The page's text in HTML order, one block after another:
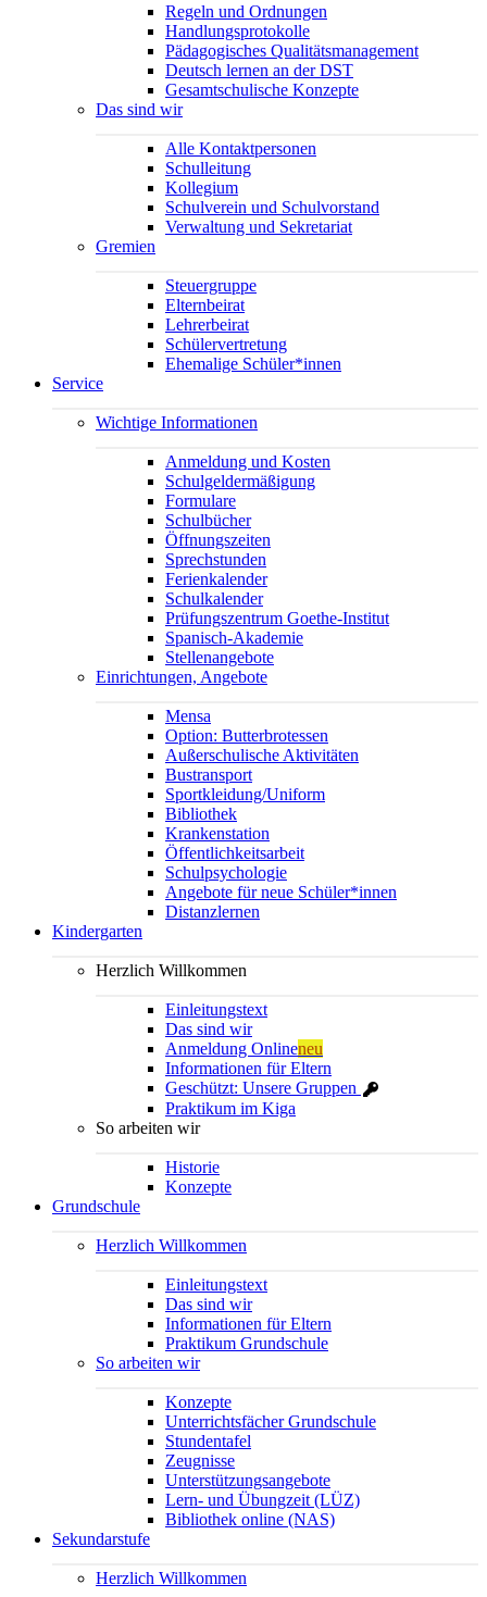
Regeln und Ordnungen
Handlungsprotokolle
Pädagogisches Qualitätsmanagement
Deutsch lernen an der DST
Gesamtschulische Konzepte
Das sind wir
Alle Kontaktpersonen
Schulleitung
Kollegium
Schulverein und Schulvorstand
Verwaltung und Sekretariat
Gremien
Steuergruppe
Elternbeirat
Lehrerbeirat
Schülervertretung
Ehemalige Schüler*innen
Service
Wichtige Informationen
Anmeldung und Kosten
Schulgeldermäßigung
Formulare
Schulbücher
Öffnungszeiten
Sprechstunden
Ferienkalender
Schulkalender
Prüfungszentrum Goethe-Institut
Spanisch-Akademie
Stellenangebote
Einrichtungen, Angebote
Mensa
Option: Butterbrotessen
Außerschulische Aktivitäten
Bustransport
Sportkleidung/Uniform
Bibliothek
Krankenstation
Öffentlichkeitsarbeit
Schulpsychologie
Angebote für neue Schüler*innen
Distanzlernen
Kindergarten
Herzlich Willkommen
Einleitungstext
Das sind wir
Anmeldung Onlineneu
Informationen für Eltern
Geschützt: Unsere Gruppen
Praktikum im Kiga
So arbeiten wir
Historie
Konzepte
Grundschule
Herzlich Willkommen
Einleitungstext
Das sind wir
Informationen für Eltern
Praktikum Grundschule
So arbeiten wir
Konzepte
Unterrichtsfächer Grundschule
Stundentafel
Zeugnisse
Unterstützungsangebote
Lern- und Übungzeit (LÜZ)
Bibliothek online (NAS)
Sekundarstufe
Herzlich Willkommen